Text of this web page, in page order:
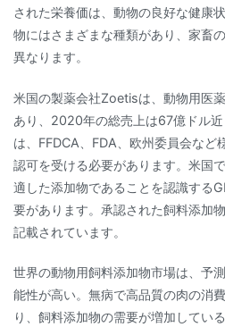
された栄養価は、動物の良好な健康
物にはさまざまな種類があり、家畜
異なります。
米国の製薬会社Zoetisは、動物用医
あり、2020年の総売上は67億ドル
は、FFDCA、FDA、欧州委員会など
認可を受ける必要があります。米国
適した添加物であることを認識する
要があります。承認された飼料添加
記載されています。
世界の動物用飼料添加物市場は、予
能性が高い。無病で高品質の肉の消
り、飼料添加物の需要が増加してい